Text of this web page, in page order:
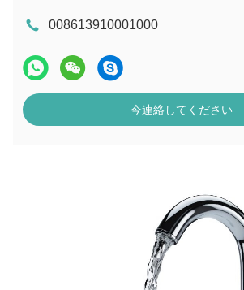
008613910001000
今連絡してください